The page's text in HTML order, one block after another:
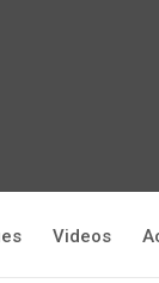
Videos